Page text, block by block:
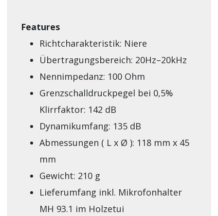
Features
Richtcharakteristik: Niere
Übertragungsbereich: 20Hz–20kHz
Nennimpedanz: 100 Ohm
Grenzschalldruckpegel bei 0,5%
Klirrfaktor: 142 dB
Dynamikumfang: 135 dB
Abmessungen ( L x Ø ): 118 mm x 45
mm
Gewicht: 210 g
Lieferumfang inkl. Mikrofonhalter
MH 93.1 im Holzetui